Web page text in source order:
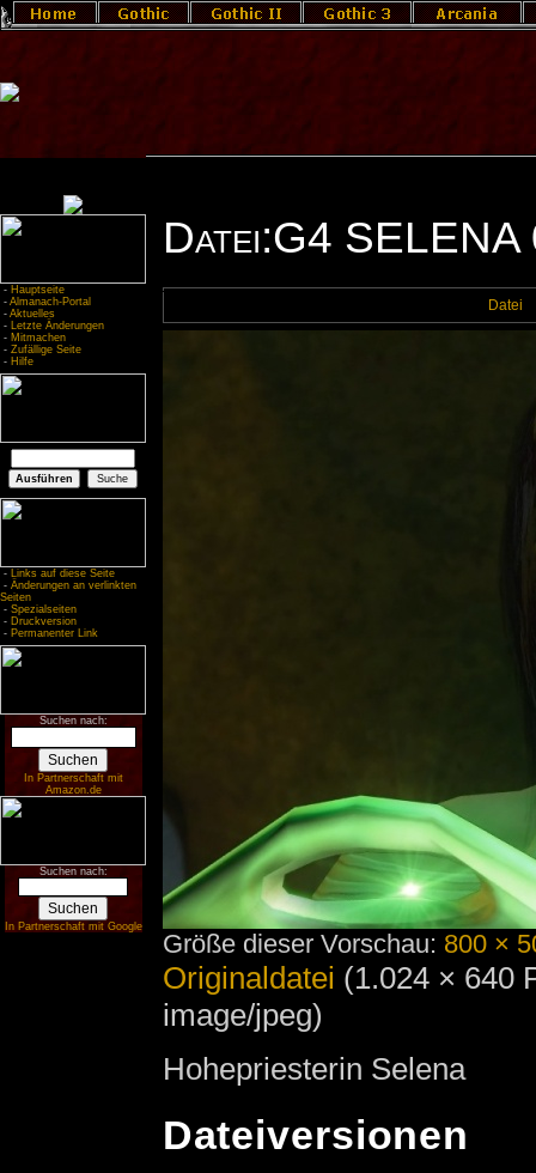
- Hauptseite
- Almanach-Portal
- Aktuelles
- Letzte Änderungen
- Mitmachen
- Zufällige Seite
- Hilfe
- Links auf diese Seite
- Änderungen an verlinkten
Seiten
- Spezialseiten
- Druckversion
- Permanenter Link
Suchen nach:
In Partnerschaft mit
Amazon.de
Suchen nach:
In Partnerschaft mit Google
Datei:G4 SELENA
Datei
Größe dieser Vorschau: 800 ×
Originaldatei (1.024 × 640
image/jpeg)
Hohepriesterin Selena
Dateiversionen